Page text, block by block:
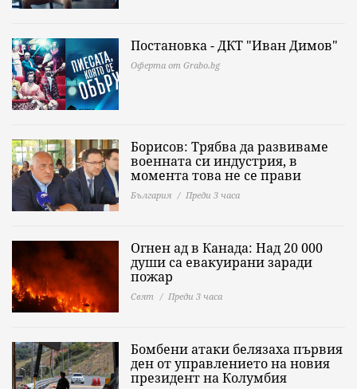
Постановка - ДКТ "Иван Димов"
Оферта от Grabo.bg
Борисов: Трябва да развиваме
военната си индустрия, в
момента това не се прави
България Преди 3 часа
Огнен ад в Канада: Над 20 000
души са евакуирани заради
пожар
Свят Преди 3 часа
Бомбени атаки белязаха първия
ден от управлението на новия
президент на Колумбия